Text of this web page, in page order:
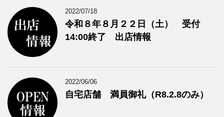
2022/07/18
令和８年８月２２日（土） 受付
14:00終了 出店情報
2022/06/06
自宅店舗 満員御礼（R8.2.8のみ）